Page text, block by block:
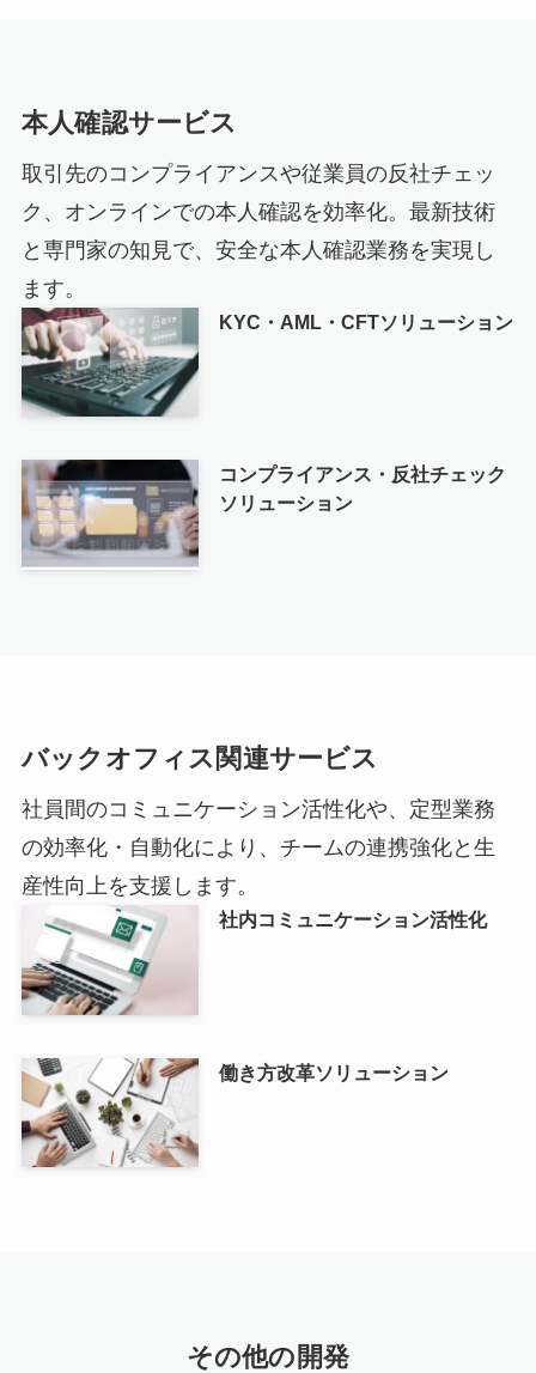
本人確認サービス
取引先のコンプライアンスや従業員の反社チェッ
ク、オンラインでの本人確認を効率化。最新技術
と専門家の知見で、安全な本人確認業務を実現し
ます。
KYC・AML・CFTソリューション
コンプライアンス・反社チェック
ソリューション
バックオフィス関連サービス
社員間のコミュニケーション活性化や、定型業務
の効率化・自動化により、チームの連携強化と生
産性向上を支援します。
社内コミュニケーション活性化
働き方改革ソリューション
その他の開発